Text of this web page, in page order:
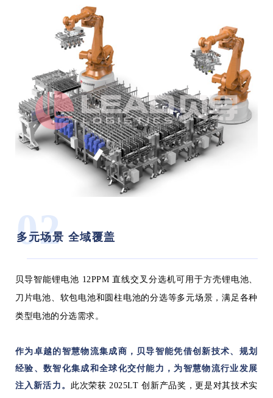
02
多元场景 全域覆盖
贝导智能锂电池 12PPM 直线交叉分选机可用于方壳锂电池、
刀片电池、软包电池和圆柱电池的分选等多元场景，满足各种
类型电池的分选需求。
作为卓越的智慧物流集成商，贝导智能凭借创新技术、规划
经验、数智化集成和全球化交付能力，为智慧物流行业发展
注入新活力。 此次荣获 2025LT 创新产品奖，更是对其技术实